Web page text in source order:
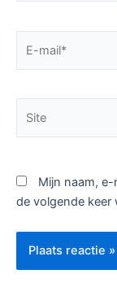
mail*
Mijn naam,
de volgende keer